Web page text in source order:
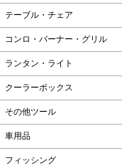
テーブル・チェア
コンロ・バーナー・グリル
ランタン・ライト
クーラーボックス
その他ツール
車用品
フィッシング